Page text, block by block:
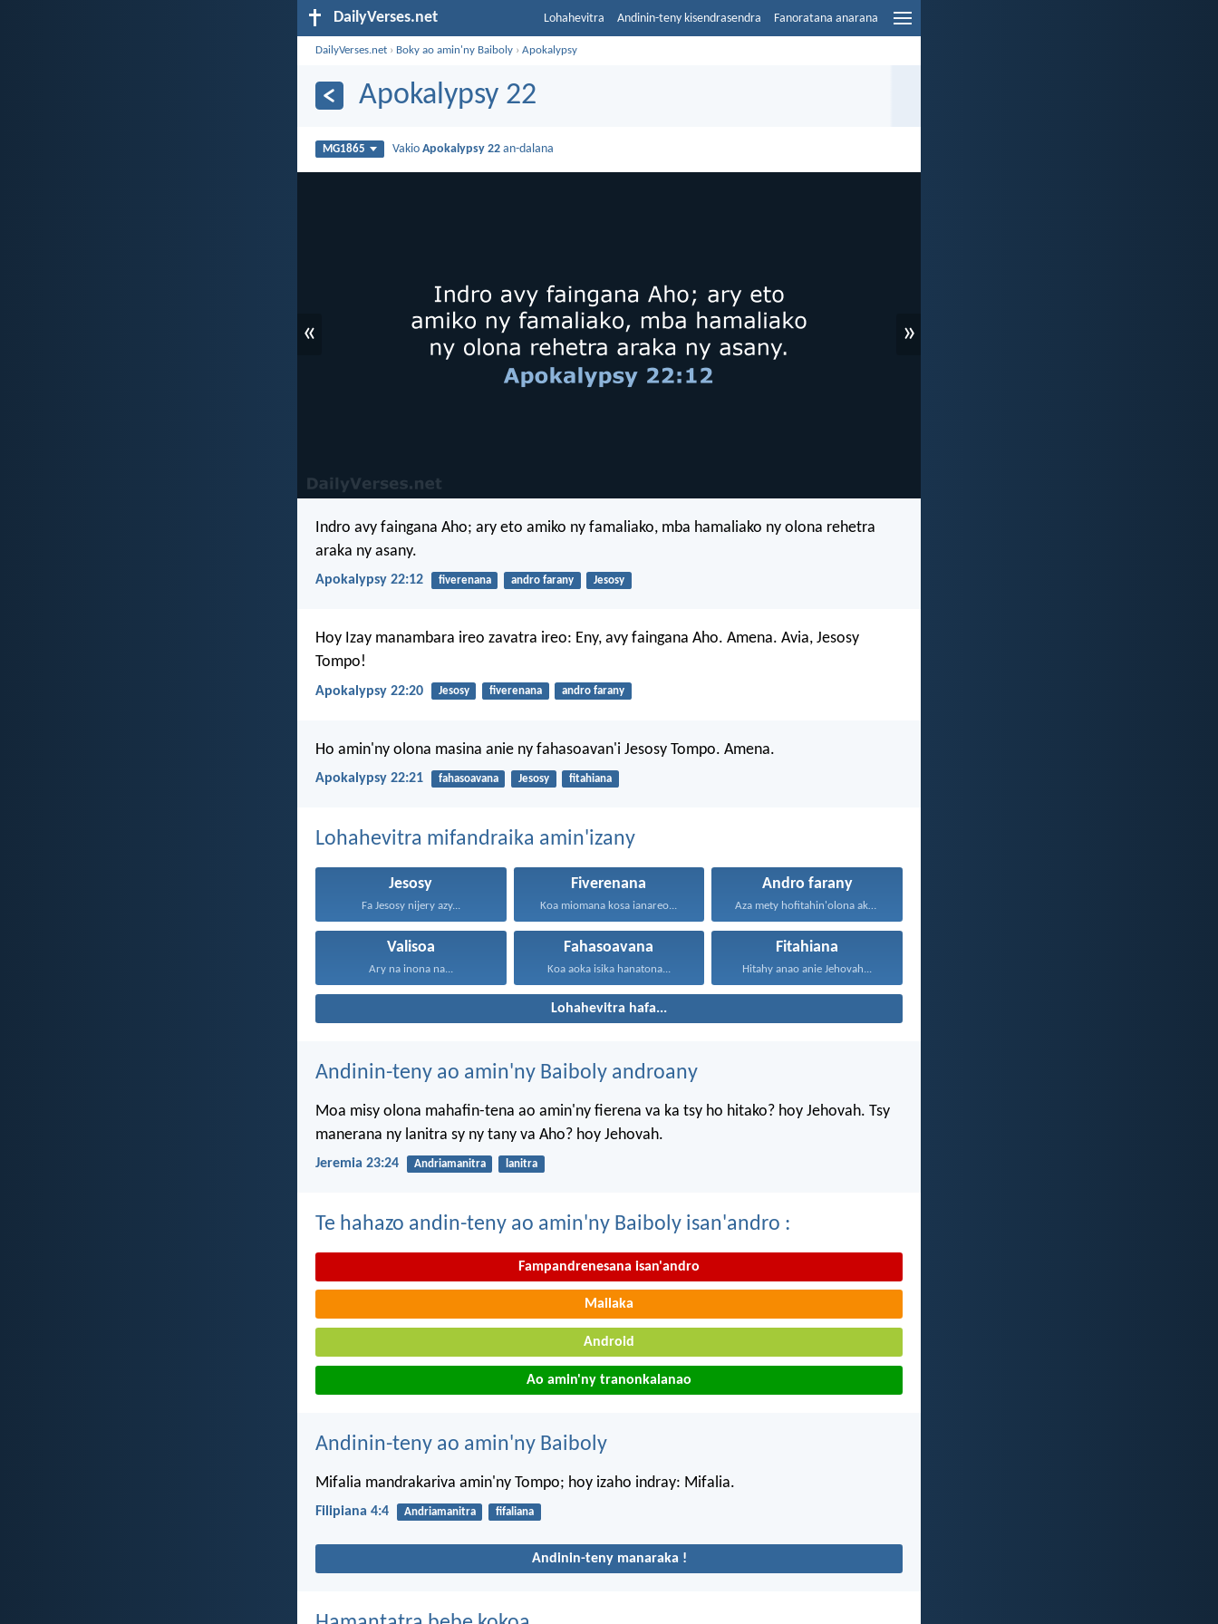
DailyVerses.net Lohahevitra Andinin-teny kisendrasendra Fanoratana anarana
DailyVerses.net › Boky ao amin'ny Baiboly ›Apokalypsy
Apokalypsy 22
MG1865 VakioApokalypsy 22 an-dalana
« »
Indro avy faingana Aho; ary eto amiko ny famaliako, mba hamaliako ny olona rehetra
araka ny asany.
Apokalypsy 22:12 fiverenana andro farany Jesosy
Hoy Izay manambara ireo zavatra ireo: Eny, avy faingana Aho. Amena. Avia, Jesosy
Tompo!
Apokalypsy 22:20 Jesosy fiverenana andro farany
Ho amin'ny olona masina anie ny fahasoavan'i Jesosy Tompo. Amena.
Apokalypsy 22:21 fahasoavana Jesosy fitahiana
Lohahevitra mifandraika amin'izany
Jesosy
Fa Jesosy nijery azy...
Fiverenana
Koa miomana kosa ianareo...
Andro farany
Aza mety hofitahin'olona akory...
Valisoa
Ary na inona na...
Fahasoavana
Koa aoka isika hanatona...
Fitahiana
Hitahy anao anie Jehovah...
Lohahevitra hafa...
Andinin-teny ao amin'ny Baiboly androany
Moa misy olona mahafin-tena ao amin'ny fierena va ka tsy ho hitako? hoy Jehovah. Tsy
manerana ny lanitra sy ny tany va Aho? hoy Jehovah.
Jeremia 23:24 Andriamanitra lanitra
Te hahazo andin-teny ao amin'ny Baiboly isan'andro :
Fampandrenesana isan'andro
Mailaka
Android
Ao amin'ny tranonkalanao
Andinin-teny ao amin'ny Baiboly
Mifalia mandrakariva amin'ny Tompo; hoy izaho indray: Mifalia.
Filipiana 4:4 Andriamanitra fifaliana
Andinin-teny manaraka !